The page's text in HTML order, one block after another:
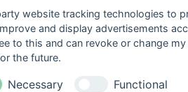
website tracking technologies to
and display advertisements
to this and can revoke or change
the future.
Necessary Functional